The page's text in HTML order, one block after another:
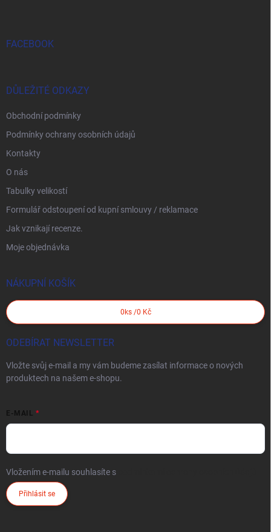
FACEBOOK
DŮLEŽITÉ ODKAZY
Obchodní podmínky
Podmínky ochrany osobních údajů
Kontakty
O nás
Tabulky velikostí
Formulář odstoupení od kupní smlouvy / reklamace
Jak vznikají recenze.
Moje objednávka
NÁKUPNÍ KOŠÍK
0ks /0 Kč
ODEBÍRAT NEWSLETTER
Vložte svůj e-mail a my vám budeme zasílat informace o nových
produktech na našem e-shopu.
E-MAIL
Vložením e-mailu souhlasíte s
Přihlásit se